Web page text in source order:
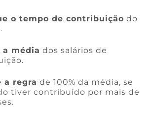
o tempo de contribuição do
a média dos salários de
a regra de 100% da média, se
tiver contribuído por mais de